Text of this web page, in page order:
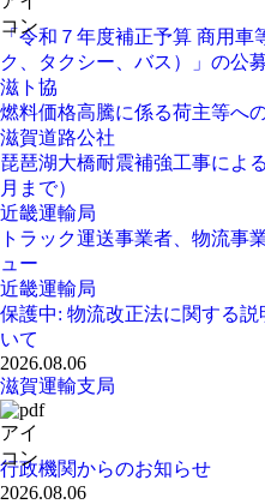
「令和７年度補正予算 商用車
ク、タクシー、バス）」の公
滋ト協
燃料価格高騰に係る荷主等へ
滋賀道路公社
琵琶湖大橋耐震補強工事によ
月まで）
近畿運輸局
トラック運送事業者、物流事
ュー
近畿運輸局
保護中: 物流改正法に関する
いて
2026.08.06
滋賀運輸支局
行政機関からのお知らせ
2026.08.06